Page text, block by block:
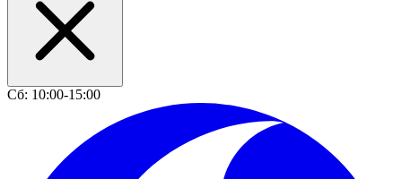
Сб: 10:00-15:00